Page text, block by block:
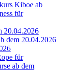
Kiboe ab
für
20.04.2026
dem 20.04.2026
für
ab dem